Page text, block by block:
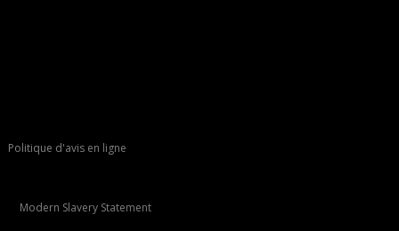
Politique d'avis en ligne
Modern Slavery Statement